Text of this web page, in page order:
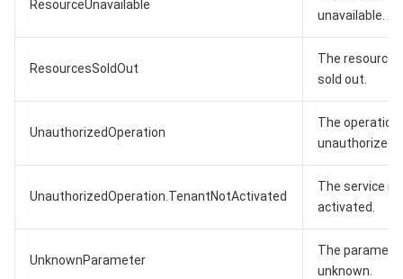
ResourceUnavailable
unavailable.
ResourcesSoldOut
The
sold out.
UnauthorizedOperation
The operation
unauthorized.
UnauthorizedOperation.TenantNotActivated
The service is
activated.
UnknownParameter
The
unknown.